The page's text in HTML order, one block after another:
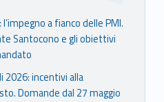
a fianco delle PMI.
Santocono e gli obiettivi
2026: incentivi alla
Domande dal 27 maggio